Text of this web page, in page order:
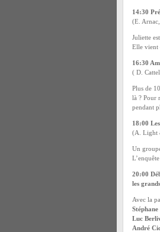
14:30
(E.
Juliette
Elle vient
16:30
( D.
Plus de
là ? Pour
pendant
18:00
(A. Light
Un
20:00
les
Avec la
Luc
André